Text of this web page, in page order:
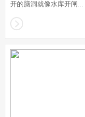
开的脑洞就像水库开闸...